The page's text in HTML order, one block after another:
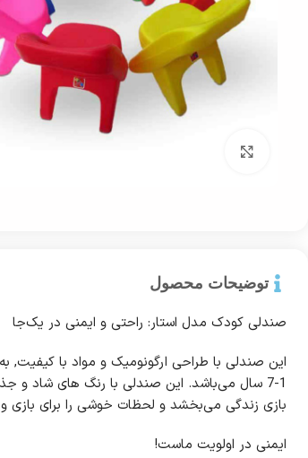
توضیحات محصول
صندلی کودک مدل استار: راحتی و ایمنی در یک‌جا
این صندلی با طراحی ارگونومیک و مواد با کیفیت,
1-7 سال می‌باشد. این صندلی با رنگ های شاد و
بازی زندگی می‌بخشد و لحظات خوشی را برای بازی و
ایمنی در اولویت ماست!